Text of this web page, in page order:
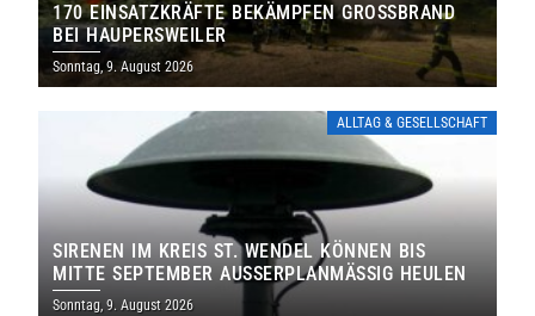
170 EINSATZKRÄFTE BEKÄMPFEN GROSSBRAND B
EI HAUPERSWEILER
Sonntag, 9. August 2026
ALLTAG & GESELLSCHAFT
SIRENEN IM KREIS ST. WENDEL KÖNNEN BIS
MITTE SEPTEMBER AUSSERPLANMÄSSIG HEULEN
Sonntag, 9. August 2026